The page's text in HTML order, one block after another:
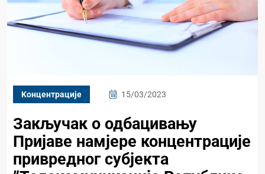
Kонцентрације 15/03/2023
Закључак о одбацивању
Пријаве намјере концентрације
привредног субјекта